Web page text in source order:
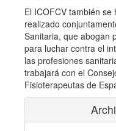
El ICOFCV también
realizado
Sanitaria, que abogan
para luchar contra el
las profesiones
trabajará con el
Fisioterapeutas de